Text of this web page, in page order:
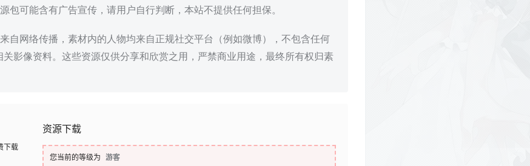
包可能含有广告宣传，请用户自行判断，本站不提供任何担保。
自网络传播，素材内的人物均来自正规社交平台（例如微博），不包含任何
影像资料。这些资源仅供分享和欣赏之用，严禁商业用途，最终所有权归素
下载
资源下载
您当前的等级为 游客